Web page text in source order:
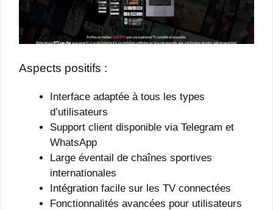
Aspects positifs :
Interface adaptée à tous les types
d’utilisateurs
Support client disponible via Telegram et
WhatsApp
Large éventail de chaînes sportives
internationales
Intégration facile sur les TV connectées
Fonctionnalités avancées pour utilisateurs